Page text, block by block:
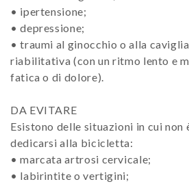
• ipertensione;
• depressione;
• traumi al ginocchio o alla
riabilitativa (con un ritmo lento e
fatica o di dolore).
DA EVITARE
Esistono delle situazioni in cui non
dedicarsi alla bicicletta:
• marcata artrosi cervicale;
• labirintite o vertigini;